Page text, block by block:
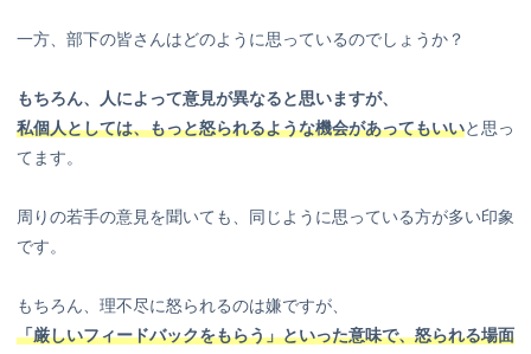
一方、部下の皆さんはどのように思っているのでしょうか？
もちろん、人によって意見が異なると思いますが、
私個人としては、もっと怒られるような機会があってもいいと思っ
てます。
周りの若手の意見を聞いても、同じように思っている方が多い印象
です。
もちろん、理不尽に怒られるのは嫌ですが、
「厳しいフィードバックをもらう」といった意味で、怒られる場面